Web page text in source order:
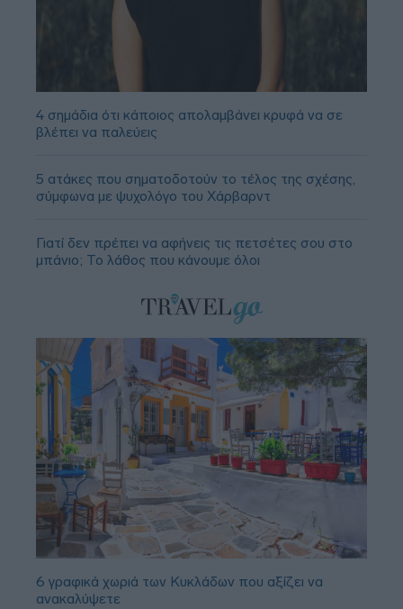
4 σημάδια ότι κάποιος απολαμβάνει κρυφά να σε
βλέπει να παλεύεις
5 ατάκες που σηματοδοτούν το τέλος της σχέσης,
σύμφωνα με ψυχολόγο του Χάρβαρντ
Γιατί δεν πρέπει να αφήνεις τις πετσέτες σου στο
μπάνιο; Το λάθος που κάνουμε όλοι
6 γραφικά χωριά των Κυκλάδων που αξίζει να
ανακαλύψετε